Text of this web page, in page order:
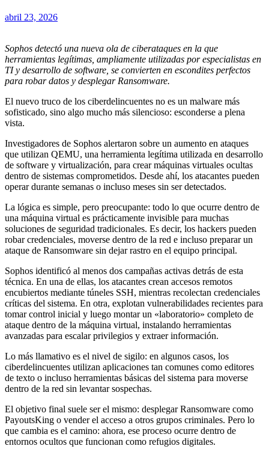
abril 23, 2026
Sophos detectó una nueva ola de ciberataques en la que
herramientas legítimas, ampliamente utilizadas por especialistas en
TI y desarrollo de software, se convierten en escondites perfectos
para robar datos y desplegar Ransomware.
El nuevo truco de los ciberdelincuentes no es un malware más
sofisticado, sino algo mucho más silencioso: esconderse a plena
vista.
Investigadores de Sophos alertaron sobre un aumento en ataques
que utilizan QEMU, una herramienta legítima utilizada en desarrollo
de software y virtualización, para crear máquinas virtuales ocultas
dentro de sistemas comprometidos. Desde ahí, los atacantes pueden
operar durante semanas o incluso meses sin ser detectados.
La lógica es simple, pero preocupante: todo lo que ocurre dentro de
una máquina virtual es prácticamente invisible para muchas
soluciones de seguridad tradicionales. Es decir, los hackers pueden
robar credenciales, moverse dentro de la red e incluso preparar un
ataque de Ransomware sin dejar rastro en el equipo principal.
Sophos identificó al menos dos campañas activas detrás de esta
técnica. En una de ellas, los atacantes crean accesos remotos
encubiertos mediante túneles SSH, mientras recolectan credenciales
críticas del sistema. En otra, explotan vulnerabilidades recientes para
tomar control inicial y luego montar un «laboratorio» completo de
ataque dentro de la máquina virtual, instalando herramientas
avanzadas para escalar privilegios y extraer información.
Lo más llamativo es el nivel de sigilo: en algunos casos, los
ciberdelincuentes utilizan aplicaciones tan comunes como editores
de texto o incluso herramientas básicas del sistema para moverse
dentro de la red sin levantar sospechas.
El objetivo final suele ser el mismo: desplegar Ransomware como
PayoutsKing o vender el acceso a otros grupos criminales. Pero lo
que cambia es el camino: ahora, ese proceso ocurre dentro de
entornos ocultos que funcionan como refugios digitales.